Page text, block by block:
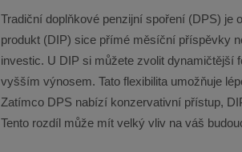
Tradiční doplňkové penzijní spoření (DPS) je
produkt (DIP) sice přímé měsíční příspěvky
investic. U DIP si můžete zvolit dynamičtější
vyšším výnosem. Tato flexibilita umožňuje
Zatímco DPS nabízí konzervativní přístup,
Tento rozdíl může mít velký vliv na váš